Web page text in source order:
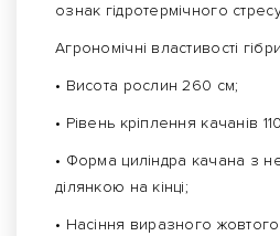
ознак гідротермічного
Агрономічні властивості
• Висота рослин 260 см;
• Рівень кріплення качанів
• Форма циліндра качана з
ділянкою на кінці;
• Насіння виразного